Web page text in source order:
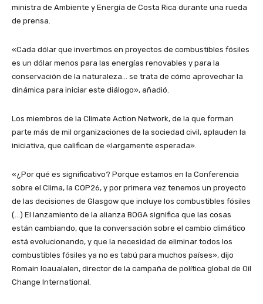
ministra de Ambiente y Energía de Costa Rica durante una rueda
de prensa.
«Cada dólar que invertimos en proyectos de combustibles fósiles
es un dólar menos para las energías renovables y para la
conservación de la naturaleza… se trata de cómo aprovechar la
dinámica para iniciar este diálogo», añadió.
Los miembros de la Climate Action Network, de la que forman
parte más de mil organizaciones de la sociedad civil, aplauden la
iniciativa, que califican de «largamente esperada».
«¿Por qué es significativo? Porque estamos en la Conferencia
sobre el Clima, la COP26, y por primera vez tenemos un proyecto
de las decisiones de Glasgow que incluye los combustibles fósiles
(…) El lanzamiento de la alianza BOGA significa que las cosas
están cambiando, que la conversación sobre el cambio climático
está evolucionando, y que la necesidad de eliminar todos los
combustibles fósiles ya no es tabú para muchos países», dijo
Romain Ioaualalen, director de la campaña de política global de Oil
Change International.